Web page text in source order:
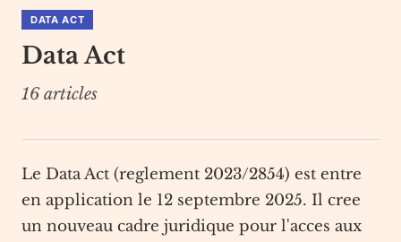
DATA ACT
Data Act
16articles
Le Data Act (reglement 2023/2854) est entre
en application le 12 septembre 2025. Il cree
un nouveau cadre juridique pour l'acces aux